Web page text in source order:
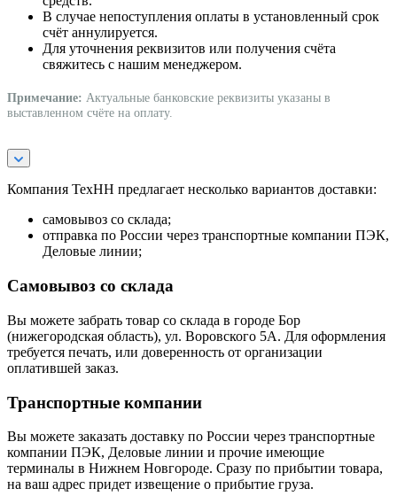
В случае непоступления оплаты в установленный срок
счёт аннулируется.
Для уточнения реквизитов или получения счёта
свяжитесь с нашим менеджером.
Примечание: Актуальные банковские реквизиты указаны в
выставленном счёте на оплату.
Компания ТехНН предлагает несколько вариантов доставки:
самовывоз со склада;
отправка по России через транспортные компании ПЭК,
Деловые линии;
Самовывоз со склада
Вы можете забрать товар со склада в городе Бор
(нижегородская область), ул. Воровского 5А. Для оформления
требуется печать, или доверенность от организации
оплатившей заказ.
Транспортные компании
Вы можете заказать доставку по России через транспортные
компании ПЭК, Деловые линии и прочие имеющие
терминалы в Нижнем Новгороде. Сразу по прибытии товара,
на ваш адрес придет извещение о прибытие груза.